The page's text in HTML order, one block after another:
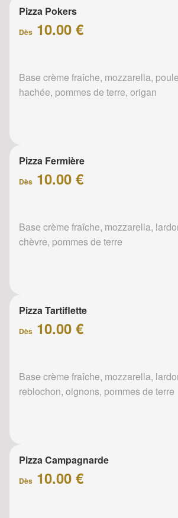
Pizza Pokers
Dès 10.00 €
Base crème fraîche, mozzarella,
hachée, pommes de terre, origan
Pizza Fermière
Dès 10.00 €
Base crème fraîche, mozzarella,
chèvre, pommes de terre
Pizza Tartiflette
Dès 10.00 €
Base crème fraîche, mozzarella,
reblochon, oignons, pommes de terre
Pizza Campagnarde
Dès 10.00 €